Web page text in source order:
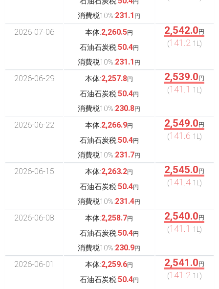
円
消費税10%:231.1 円
2026-07-06 本体:2,260.5円
石油石炭税:50.4円
消費税10%:231.1 円
2,542.0 円
(141.2 1L)
2026-06-29 本体:2,257.8円
石油石炭税:50.4円
消費税10%:230.8円
2,539.0 円
(141.1 1L)
2026-06-22 本体:2,266.9円
石油石炭税:50.4円
消費税10%:231.7円
2,549.0 円
(141.6 1L)
2026-06-15 本体:2,263.2円
石油石炭税:50.4円
消費税10%:231.4円
2,545.0 円
(141.41L)
2026-06-08 本体:2,258.7円
石油石炭税:50.4円
消費税10%:230.9円
2,540.0 円
(141.1 1L)
2026-06-01 本体:2,259.6円
石油石炭税:50.4円
2,541.0 円
(141.2 1L)